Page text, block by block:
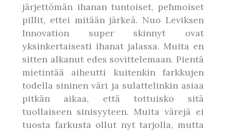
järjettömän ihanan tuntoiset, pehmoiset
pillit, ettei mitään järkeä. Nuo Leviksen
Innovation super skinnyt ovat
yksinkertaisesti ihanat jalassa. Muita en
sitten alkanut edes sovittelemaan. Pientä
mietintää aiheutti kuitenkin farkkujen
todella sininen väri ja sulattelinkin asiaa
pitkän aikaa, että tottuisko sitä
tuollaiseen sinisyyteen. Muita värejä ei
tuosta farkusta ollut nyt tarjolla, mutta